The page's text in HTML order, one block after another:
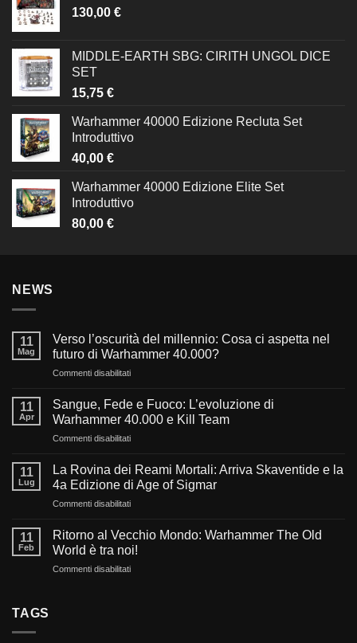
130,00 €
MIDDLE-EARTH SBG: CIRITH UNGOL DICE
SET
15,75 €
Warhammer 40000 Edizione Recluta Set
Introduttivo
40,00 €
Warhammer 40000 Edizione Elite Set
Introduttivo
80,00 €
NEWS
11
Mag
Verso l’oscurità del millennio: Cosa ci aspetta nel
futuro di Warhammer 40.000?
Commenti disabilitatisu
l’oscurità
del
millennio:
Cosa
aspetta
nel
futuro
di
40.000?
11
Apr
Sangue, Fede e Fuoco: L’evoluzione di
Warhammer 40.000 e Kill Team
Commenti disabilitatisu
Fede
e
Fuoco:
L’evoluzione
Warhammer
40.000
Kill
11
Lug
La Rovina dei Reami Mortali: Arriva Skaventide e la
4a Edizione di Age of Sigmar
Commenti disabilitatisu
Rovina
dei
Reami
Mortali:
11
Feb
Ritorno al Vecchio Mondo: Warhammer The Old
World è tra noi!
Commenti disabilitatisu
TAGS